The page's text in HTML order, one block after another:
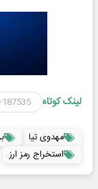
لینک کوتاه
مهدوی تیا
استخراج رمز ارز